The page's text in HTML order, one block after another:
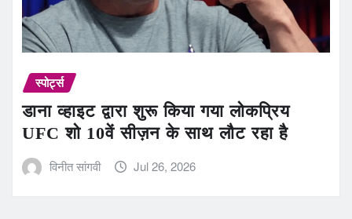
स्पोर्ट्स
डाना व्हाइट द्वारा शुरू किया गया लोकप्रिय
UFC शो 10वें सीज़न के साथ लौट रहा है
विनीत सांगवी Jul 26, 2026